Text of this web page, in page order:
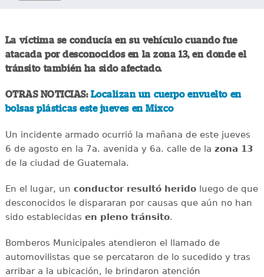
La víctima se conducía en su vehículo cuando fue
atacada por desconocidos en la zona 13, en donde el
tránsito también ha sido afectado.
OTRAS NOTICIAS: Localizan un cuerpo envuelto en
bolsas plásticas este jueves en Mixco
Un incidente armado ocurrió la mañana de este jueves
6 de agosto en la 7a. avenida y 6a. calle de la zona 13
de la ciudad de Guatemala.
En el lugar, un conductor resultó heridoluego de que
desconocidos le dispararan por causas que aún no han
sido establecidas en pleno tránsito.
Bomberos Municipales atendieron el llamado de
automovilistas que se percataron de lo sucedido y tras
arribar a la ubicación, le brindaron atención